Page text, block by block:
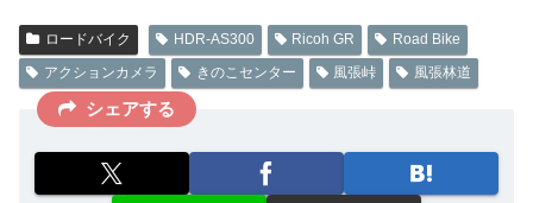
ロードバイク HDR-AS300 Ricoh GR
Road Bike
アクションカメラ
きのこセンター 風張峠 風張林道
シェアする